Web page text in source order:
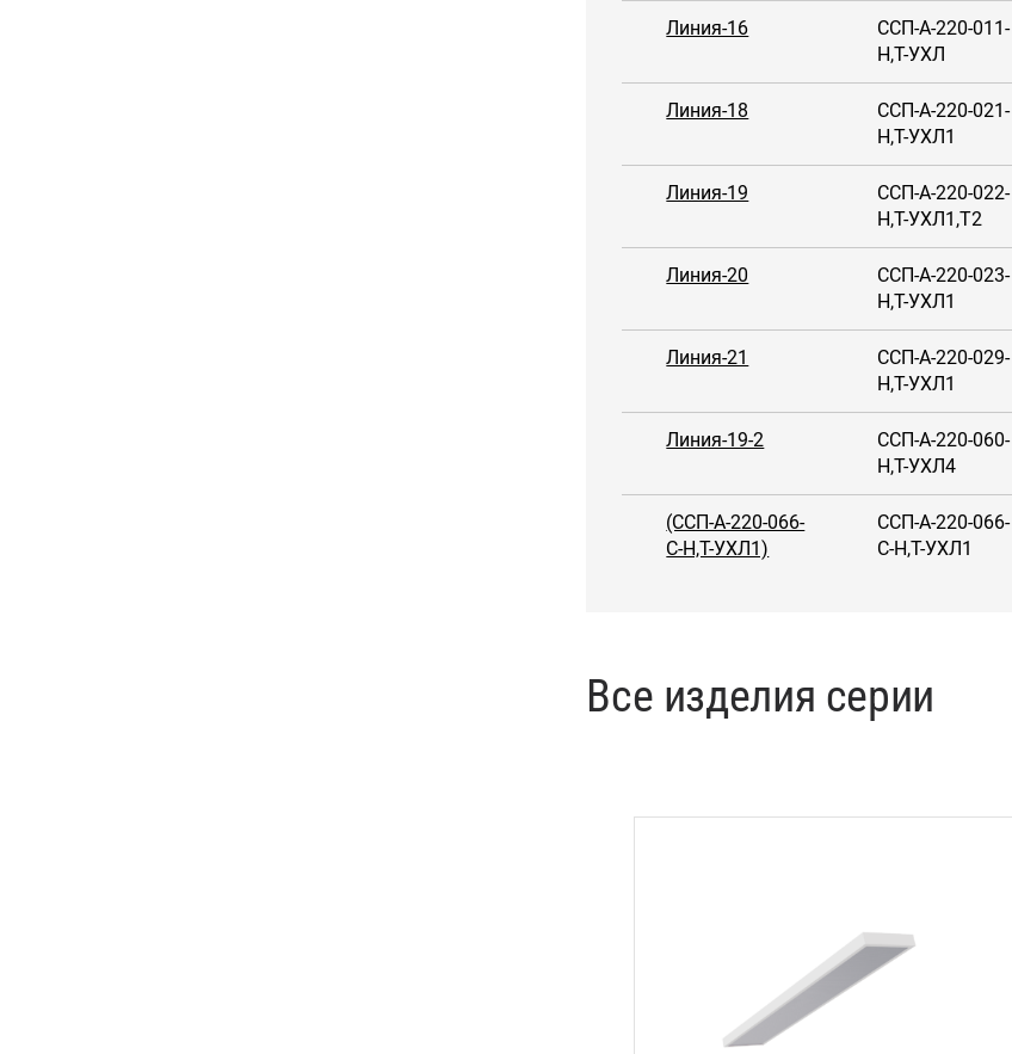
Линия-16
ССП-А-220-011-
Н,Т-УХЛ
Линия-18
ССП-А-220-021-
Н,Т-УХЛ1
Линия-19
ССП-А-220-022-
Н,Т-УХЛ1,Т2
Линия-20
ССП-А-220-023-
Н,Т-УХЛ1
Линия-21
ССП-А-220-029-
Н,Т-УХЛ1
Линия-19-2
ССП-А-220-060-
Н,Т-УХЛ4
(ССП-А-220-066-
С-Н,Т-УХЛ1)
ССП-А-220-066-
С-Н,Т-УХЛ1
Все изделия серии